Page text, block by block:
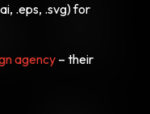
.eps, .svg) for
agency – their